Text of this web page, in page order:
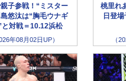
子参戦！“ミスター
悠汰は“胸毛ウナギ
と対戦＝10.12浜松
年08月02日UP）
桃里れ
日登
（